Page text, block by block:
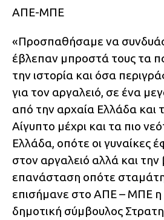
ΑΠΕ-ΜΠΕ
«Προσπαθήσαμε να
έβλεπαν μπροστά τους τα
την ιστορία και όσα
για τον αργαλειό, σε ένα
από την αρχαία Ελλάδα και
Αίγυπτο μέχρι και τα πιο
Ελλάδα, οπότε οι γυναίκες
στον αργαλειό αλλά και την
επανάσταση οπότε
επισήμανε στο ΑΠΕ – ΜΠΕ η
δημοτική σύμβουλος